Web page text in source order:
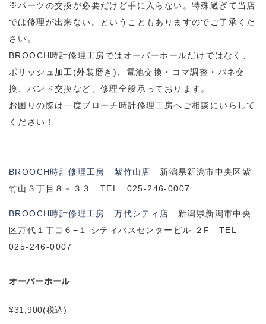
※パーツの交換が必要だけど手に入らない。特殊過ぎて当店
では修理が出来ない。ということもありますのでご了承くだ
さい。
BROOCH時計修理工房ではオーバーホールだけではなく、
ポリッシュ加工(外装磨き)、電池交換・コマ調整・バネ交
換、バンド交換など、修理全般承っております。
お困りの際は一度ブローチ時計修理工房へご相談にいらして
ください！
BROOCH時計修理工房 紫竹山店
新潟県新潟市中央区紫
竹山３丁目８－３３ TEL 025-246-0007
BROOCH時計修理工房 万代シティ店
新潟県新潟市中央
区万代１丁目６−１ シティバスセンタービル ２F TEL
025-246-0007
オーバーホール
¥31,900(税込)